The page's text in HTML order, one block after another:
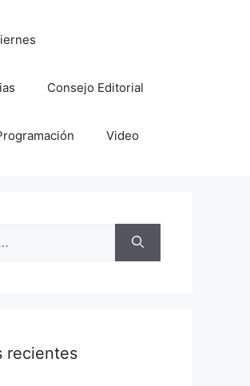
Consejo Editorial
Video
recientes